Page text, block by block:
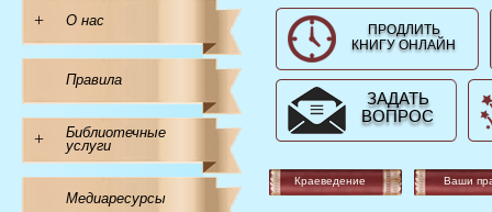
+ О нас
Правила
+
Библиотечные
услуги
Медиаресурсы
ПРОДЛИТЬ
КНИГУ ОНЛАЙН
ЗАДАТЬ
ВОПРОС
Краеведение Ваши